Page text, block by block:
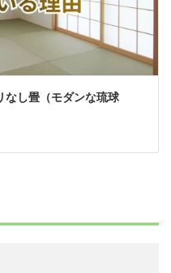
なし畳（モダンな琉球